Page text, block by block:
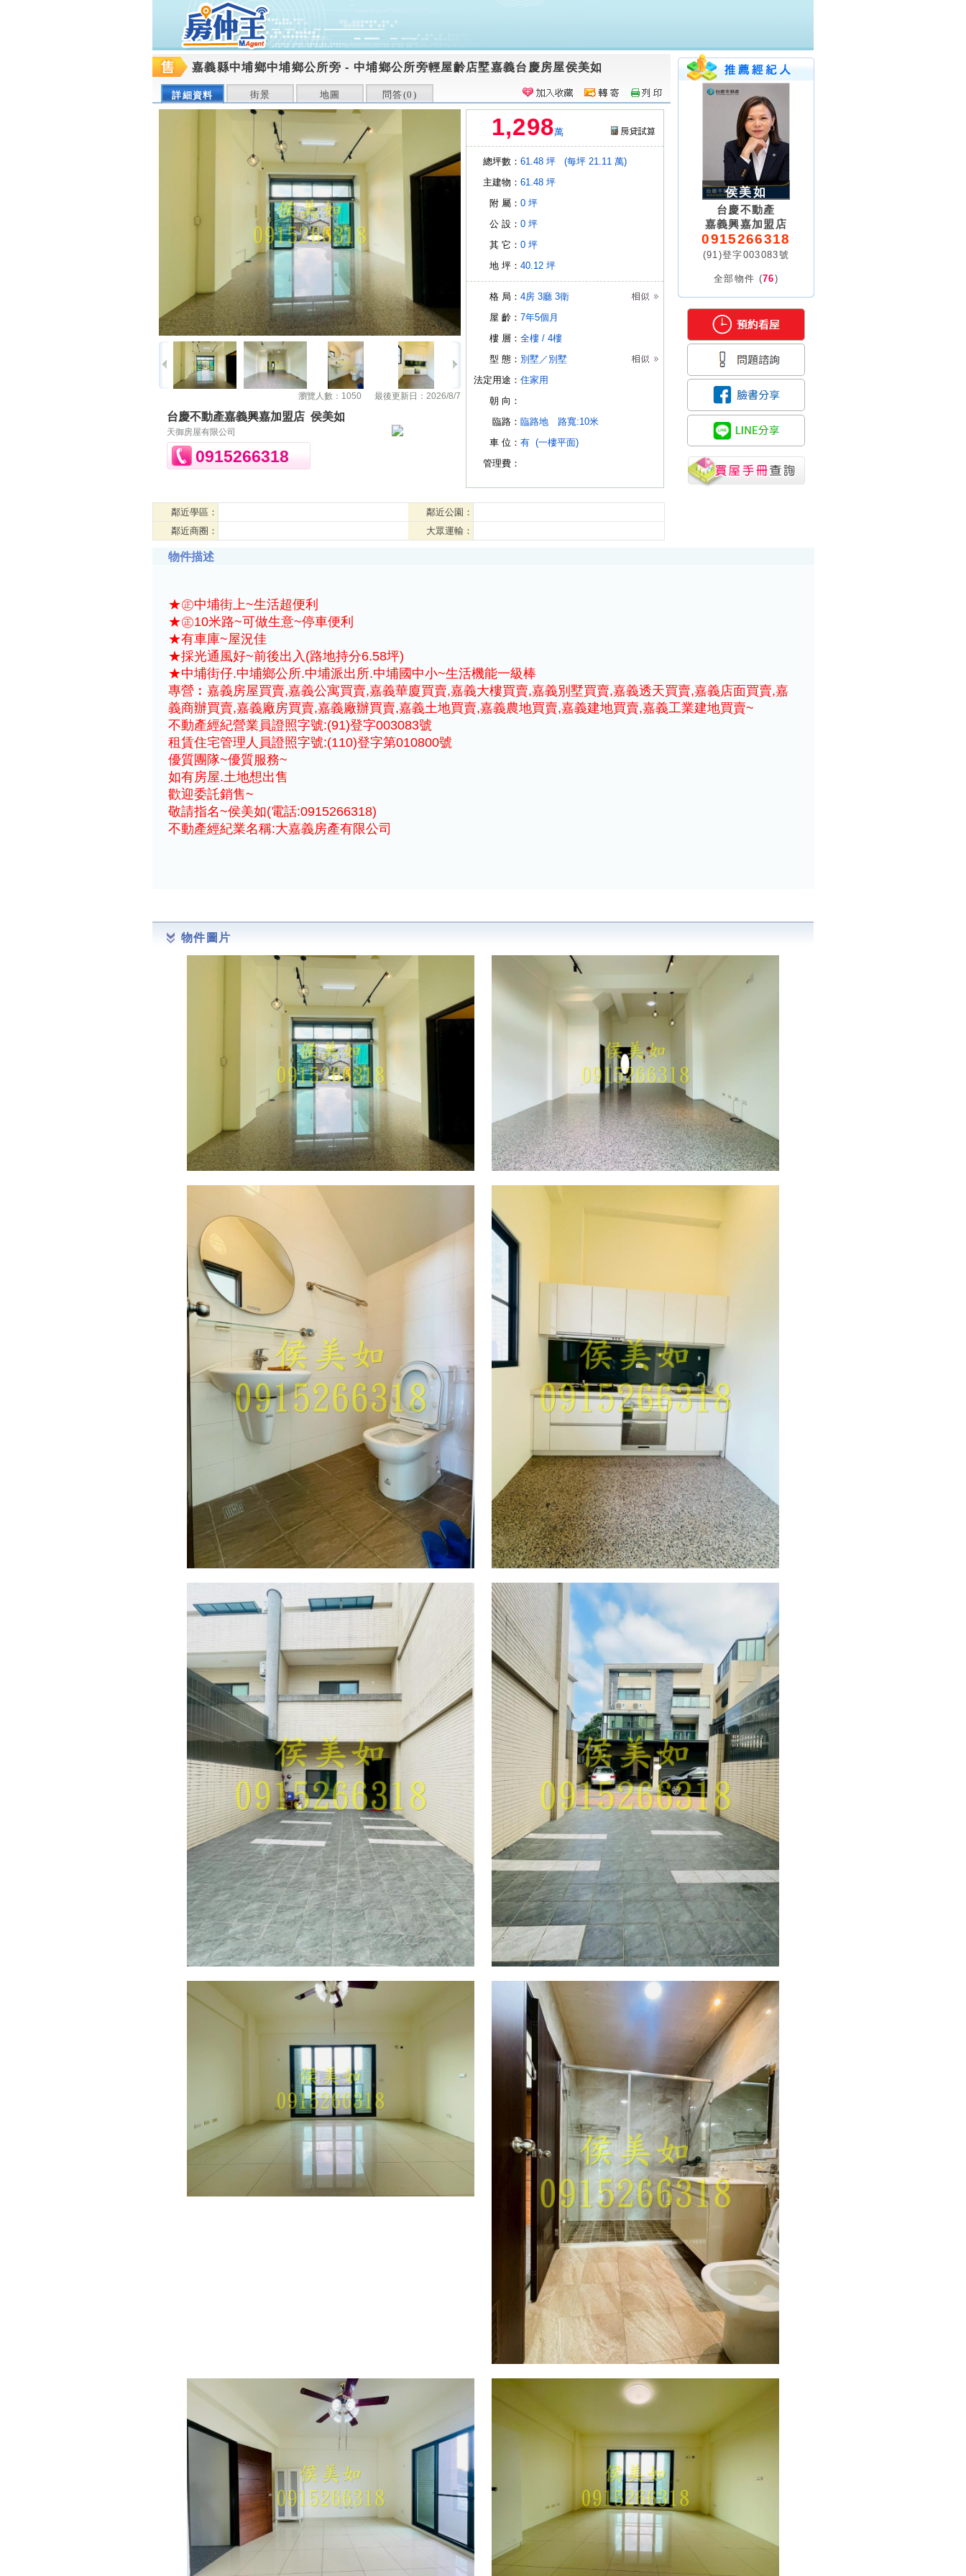
嘉義縣中埔鄉中埔鄉公所旁 - 中埔鄉公所旁輕屋齡店墅嘉義台慶房屋侯美如
詳細資料 街景 地圖 問答(0 )
瀏覽人數： 1050 最後更新日： 2026/8/7
台慶不動產嘉義興嘉加盟店 侯美如
天御房屋有限公司
0915266318
1,298萬
總坪數： 61.48 坪
(每坪 21.11 萬)
主建物： 61.48 坪
附 屬： 0 坪
公 設： 0 坪
其 它： 0 坪
地 坪： 40.12 坪
格 局： 4房 3廳 3衛
屋 齡： 7年5個月
樓 層： 全樓 / 4樓
型 態： 別墅／ 別墅
法定用途： 住家用
朝 向：
臨路： 臨路地 路寬:10米
車 位： 有 (一樓平面)
管理費：
鄰近學區：
鄰近公園：
鄰近商圈：
大眾運輸：
侯美如
台慶不動產
嘉義興嘉加盟店
0915266318
(91)登字003083號
全部物件 (76)
物件描述
★㊣中埔街上~生活超便利
★㊣10米路~可做生意~停車便利
★有車庫~屋況佳
★採光通風好~前後出入(路地持分6.58坪)
★中埔街仔.中埔鄉公所.中埔派出所.中埔國中小~生活機能一級棒
專營︰嘉義房屋買賣,嘉義公寓買賣,嘉義華廈買賣,嘉義大樓買賣,嘉義別墅買賣,嘉義透天買賣,嘉義店面買賣,嘉
義商辦買賣,嘉義廠房買賣,嘉義廠辦買賣,嘉義土地買賣,嘉義農地買賣,嘉義建地買賣,嘉義工業建地買賣~
不動產經紀營業員證照字號:(91)登字003083號
租賃住宅管理人員證照字號:(110)登字第010800號
優質團隊~優質服務~
如有房屋.土地想出售
歡迎委託銷售~
敬請指名~侯美如(電話:0915266318)
不動產經紀業名稱:大嘉義房產有限公司
物件圖片